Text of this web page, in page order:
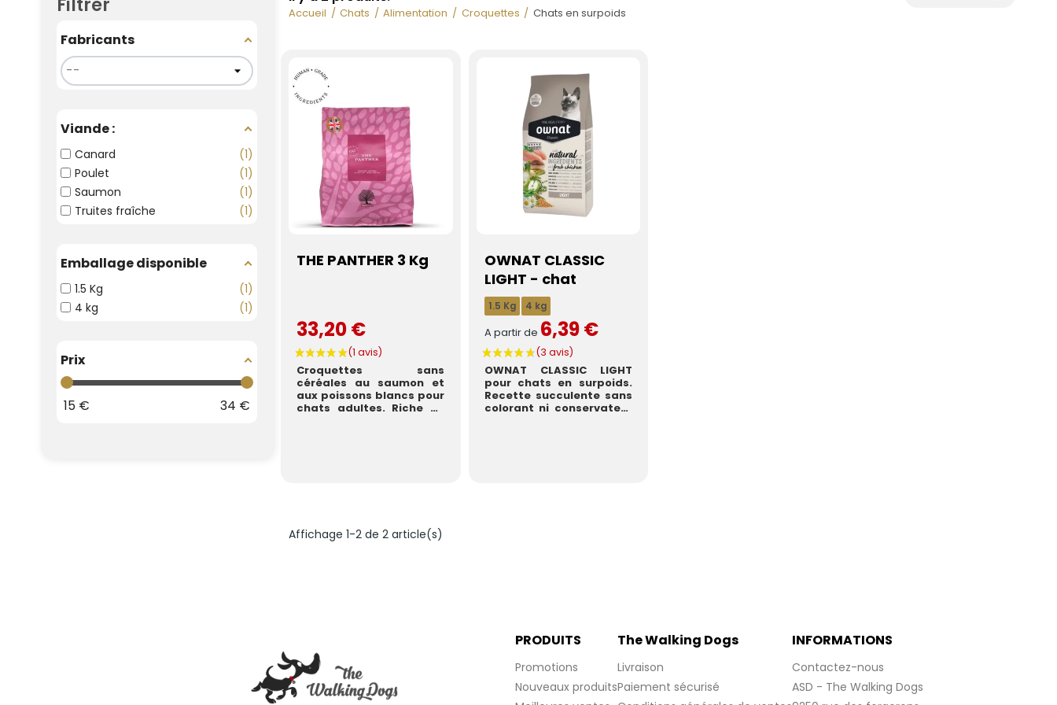
Fabricants
Viande :
Canard
1
Poulet
1
Saumon
1
Truites fraîche
1
Emballage disponible
1.5 Kg
1
4 kg
1
Prix
15 € 34 €
Accueil Chats Alimentation Croquettes Chats en surpoids
THE PANTHER 3 Kg
33,20 €
Croquettes sans
céréales au saumon et
aux poissons blancs pour
chats adultes. Riche en
OWNAT CLASSIC
LIGHT - chat
1.5 Kg 4 kg
A partir de 6,39 €
OWNAT CLASSIC LIGHT
pour chats en surpoids.
Recette succulente sans
colorant ni conservateur
Affichage 1-2 de 2 article(s)
PRODUITS
Promotions
Nouveaux produits
The Walking Dogs
Livraison
Paiement sécurisé
INFORMATIONS
Contactez-nous
ASD - The Walking Dogs